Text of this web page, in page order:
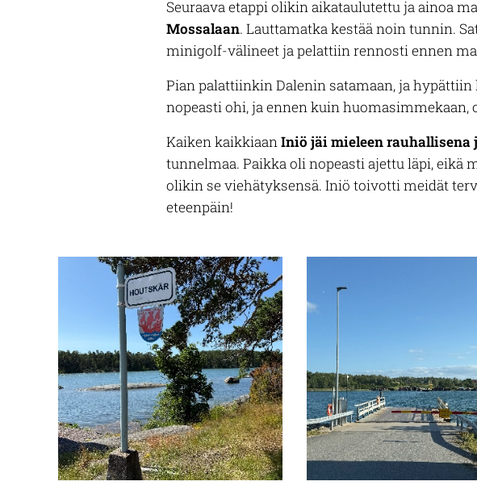
Seuraava etappi olikin aikataulutettu ja ainoa
Mossalaan. Lauttamatka kestää noin tunnin.
minigolf-välineet ja pelattiin rennosti ennen
Pian palattiinkin Dalenin satamaan, ja
nopeasti ohi, ja ennen kuin
Kaiken kaikkiaan Iniö jäi mieleen rauhallisena
tunnelmaa. Paikka oli nopeasti ajettu läpi,
olikin se viehätyksensä. Iniö toivotti meidät
eteenpäin!